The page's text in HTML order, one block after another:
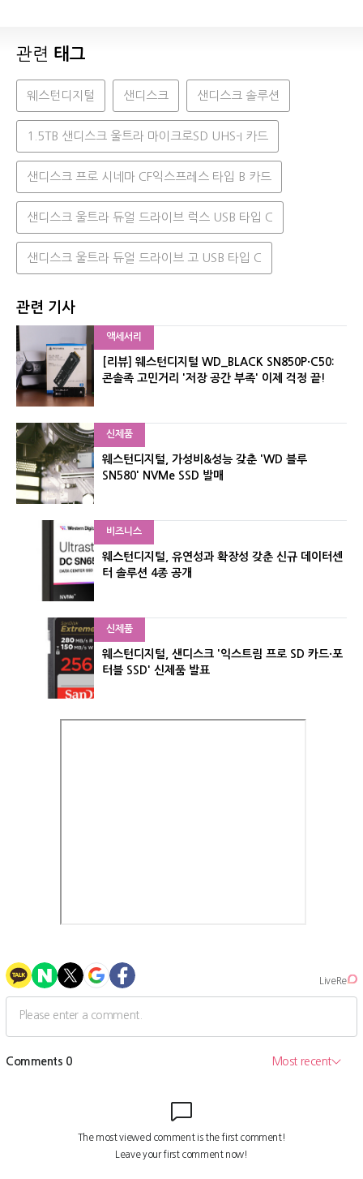
관련 태그
웨스턴디지털 샌디스크 샌디스크 솔루션
1.5TB 샌디스크 울트라 마이크로SD UHS-I 카드
샌디스크 프로 시네마 CF익스프레스 타입 B 카드
샌디스크 울트라 듀얼 드라이브 럭스 USB 타입 C
샌디스크 울트라 듀얼 드라이브 고 USB 타입 C
관련 기사
액세서리
[리뷰] 웨스턴디지털 WD_BLACK SN850P·C50:
콘솔족 고민거리 '저장 공간 부족' 이제 걱정 끝!
신제품
웨스턴디지털, 가성비&성능 갖춘 'WD 블루
SN580' NVMe SSD 발매
비즈니스
웨스턴디지털, 유연성과 확장성 갖춘 신규 데이터센
터 솔루션 4종 공개
신제품
웨스턴디지털, 샌디스크 '익스트림 프로 SD 카드·포
터블 SSD' 신제품 발표